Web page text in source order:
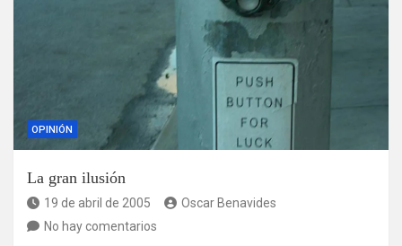
OPINIÓN
La gran ilusión
19 de abril de 2005
Oscar Benavides
No hay comentarios